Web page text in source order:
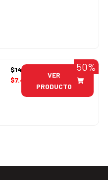
50%
$14.990
$7.495
VER
PRODUCTO